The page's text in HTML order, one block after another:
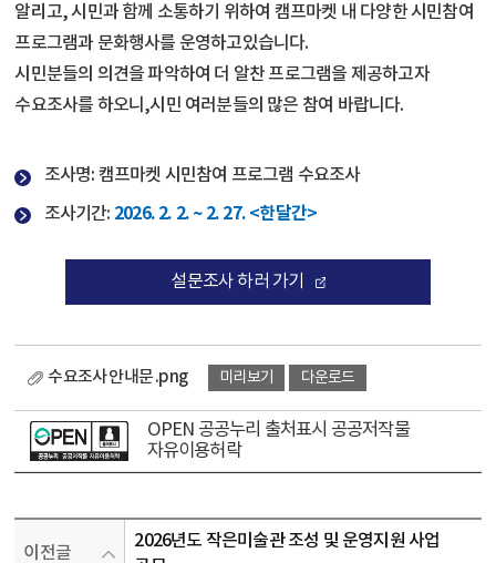
알리고, 시민과 함께 소통하기 위하여 캠프마켓 내 다양한 시민참여
프로그램과 문화행사를 운영하고있습니다.
시민분들의 의견을 파악하여 더 알찬 프로그램을 제공하고자
수요조사를 하오니,시민 여러분들의 많은 참여 바랍니다.
조사명: 캠프마켓 시민참여 프로그램 수요조사
조사기간: 2026. 2. 2. ~ 2. 27. <한달간>
설문조사 하러 가기
수요조사 안내문 .png 미리보기 다운로드
OPEN 공공누리 출처표시 공공저작물
자유이용허락
이전글
2026년도 작은미술관 조성 및 운영지원 사업